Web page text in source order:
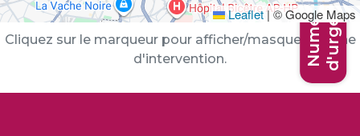
Numérosd'urgence
Leaflet|© Google Maps
Cliquez sur le marqueur pour afficher/masquer la zone
d'intervention.